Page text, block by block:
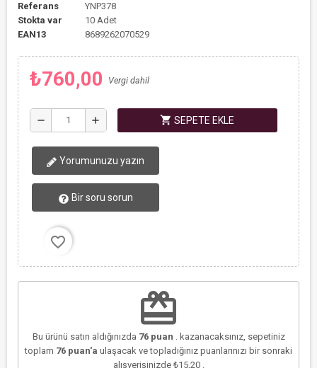
Referans
YNP378
Stokta var
10 Adet
EAN13
8689262070529
₺760,00 Vergi dahil
remove add shopping_cart SEPETE EKLE
Yorumunuzu yazın
Bir soru sorun
favorite_border
redeem
Bu ürünü satın aldığınızda 76puan . kazanacaksınız, sepetiniz
toplam 76 puan'a ulaşacak ve topladığınız puanlarınızı bir sonraki
alışverişinizde ₺15,20.